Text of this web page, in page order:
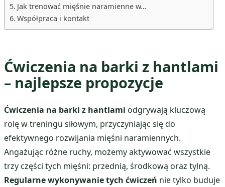
Jak trenować mięśnie naramienne w…
Współpraca i kontakt
Ćwiczenia na barki z hantlami
– najlepsze propozycje
Ćwiczenia na barki z hantlami odgrywają kluczową
rolę w treningu siłowym, przyczyniając się do
efektywnego rozwijania mięśni naramiennych.
Angażując różne ruchy, możemy aktywować wszystkie
trzy części tych mięśni: przednią, środkową oraz tylną.
Regularne wykonywanie tych ćwiczeń nie tylko buduje